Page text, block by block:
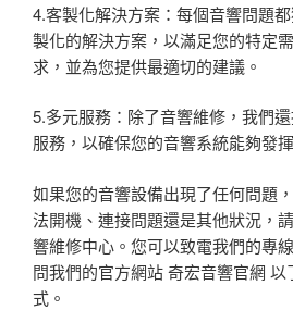
4.客製化解決方案：每個音響問題
製化的解決方案，以滿足您的特定
求，並為您提供最適切的建議。
5.多元服務：除了音響維修，我們
服務，以確保您的音響系統能夠發
如果您的音響設備出現了任何問題
法開機、連接問題還是其他狀況，
響維修中心。您可以致電我們的專
問我們的官方網站 奇宏音響官網
式。